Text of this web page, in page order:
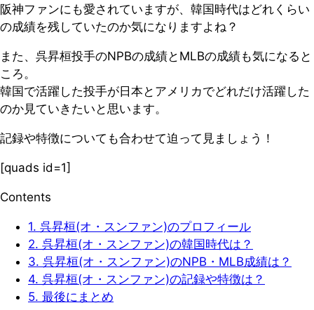
阪神ファンにも愛されていますが、韓国時代はどれくらい
の成績を残していたのか気になりますよね？
また、呉昇桓投手のNPBの成績とMLBの成績も気になると
ころ。
韓国で活躍した投手が日本とアメリカでどれだけ活躍した
のか見ていきたいと思います。
記録や特徴についても合わせて迫って見ましょう！
[quads id=1]
Contents
1. 呉昇桓(オ・スンファン)のプロフィール
2. 呉昇桓(オ・スンファン)の韓国時代は？
3. 呉昇桓(オ・スンファン)のNPB・MLB成績は？
4. 呉昇桓(オ・スンファン)の記録や特徴は？
5. 最後にまとめ